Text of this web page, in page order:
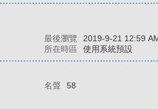
最後瀏覽
2019-9-21 12:59
所在時區 使用系統預設
名聲
58